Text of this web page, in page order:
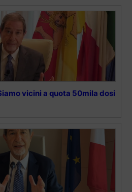
vicini a quota 50mila dosi